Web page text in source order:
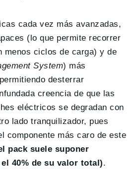
cada vez más avanzadas,
(lo que permite recorrer
menos ciclos de carga) y de
System) más
desterrar
creencia de que las
eléctricos se degradan con
lado tranquilizador, pues
componente más caro de este
pack suele suponer
40% de su valor total).